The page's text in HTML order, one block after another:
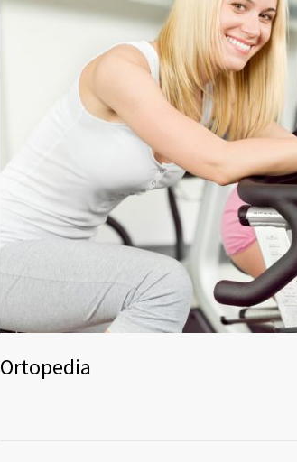
Ortopedia